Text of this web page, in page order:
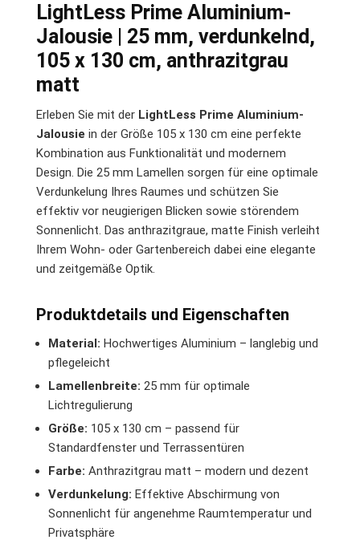
LightLess Prime Aluminium-
Jalousie | 25 mm, verdunkelnd,
105 x 130 cm, anthrazitgrau
matt
Erleben Sie mit der LightLess Prime Aluminium-
Jalousie in der Größe 105 x 130 cm eine perfekte
Kombination aus Funktionalität und modernem
Design. Die 25 mm Lamellen sorgen für eine optimale
Verdunkelung Ihres Raumes und schützen Sie
effektiv vor neugierigen Blicken sowie störendem
Sonnenlicht. Das anthrazitgraue, matte Finish verleiht
Ihrem Wohn- oder Gartenbereich dabei eine elegante
und zeitgemäße Optik.
Produktdetails und Eigenschaften
Material: Hochwertiges Aluminium – langlebig und
pflegeleicht
Lamellenbreite: 25 mm für optimale
Lichtregulierung
Größe: 105 x 130 cm – passend für
Standardfenster und Terrassentüren
Farbe: Anthrazitgrau matt – modern und dezent
Verdunkelung: Effektive Abschirmung von
Sonnenlicht für angenehme Raumtemperatur und
Privatsphäre